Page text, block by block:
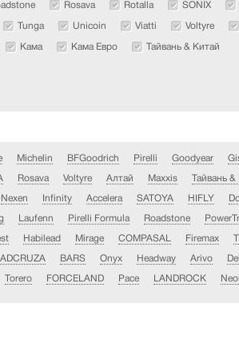
Rosava Rotalla SONIX
Tunga Unicoin Viatti Voltyre
Кама Кама Евро Тайвань & Китай
Michelin BFGoodrich Pirelli Goodyear
Rosava Voltyre Алтай Maxxis Тайвань
Nexen Infinity Accelera SATOYA HIFLY
Laufenn Pirelli Formula Roadstone
Habilead Mirage COMPASAL Firemax
BARS Onyx Headway Arivo
Torero FORCELAND Pace LANDROCK